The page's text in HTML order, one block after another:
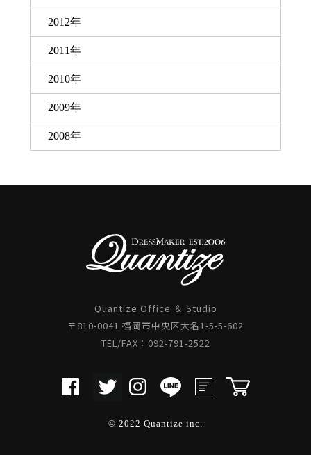
2012年
2011年
2010年
2009年
2008年
Quantize Office ＆ Studio
〒810-0041 福岡市中央区大名1-5-5-602
TEL/FAX：092-791-2522
© 2022 Quantize inc.